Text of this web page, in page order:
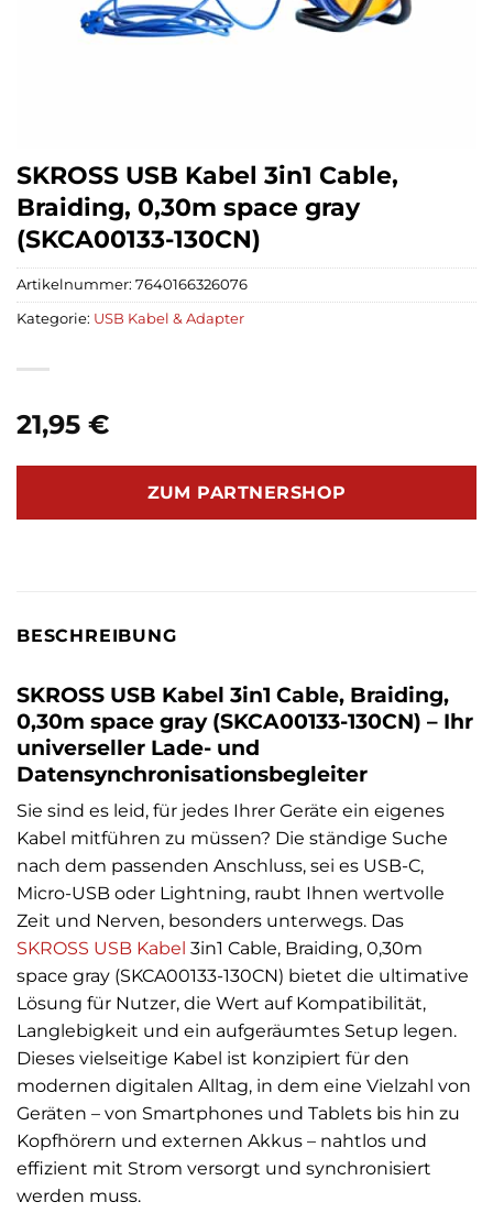
SKROSS USB Kabel 3in1 Cable,
Braiding, 0,30m space gray
(SKCA00133-130CN)
21,95 €
ZUM PARTNERSHOP
Artikelnummer: 7640166326076
Kategorie: USB Kabel & Adapter
BESCHREIBUNG
SKROSS USB Kabel 3in1 Cable, Braiding,
0,30m space gray (SKCA00133-130CN) – Ihr
universeller Lade- und
Datensynchronisationsbegleiter
Sie sind es leid, für jedes Ihrer Geräte ein eigenes
Kabel mitführen zu müssen? Die ständige Suche
nach dem passenden Anschluss, sei es USB-C,
Micro-USB oder Lightning, raubt Ihnen wertvolle
Zeit und Nerven, besonders unterwegs. Das
SKROSS USB Kabel 3in1 Cable, Braiding, 0,30m
space gray (SKCA00133-130CN) bietet die ultimative
Lösung für Nutzer, die Wert auf Kompatibilität,
Langlebigkeit und ein aufgeräumtes Setup legen.
Dieses vielseitige Kabel ist konzipiert für den
modernen digitalen Alltag, in dem eine Vielzahl von
Geräten – von Smartphones und Tablets bis hin zu
Kopfhörern und externen Akkus – nahtlos und
effizient mit Strom versorgt und synchronisiert
werden muss.